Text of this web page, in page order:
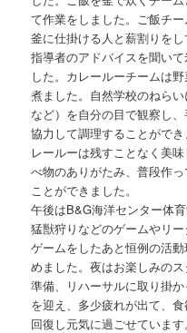
て作業をしました。ご飯チ
釜に仕掛ける人と薪割りをし
指導者のアドバイスを聞い
した。カレールーチームは
煮ました。自然学校のねら
など）を自分の目で観察し
協力して調理することがで
レールーは残すことなく美
べ物のありがたみ、普段作
ことができました。
午後はB&G海洋センター体
猛獣狩りなどのゲームやリ
ゲームをしたあと恒例の活
めました。夜はお楽しみの
準備、リハーサルに取り掛
を迎え、多少疲れが出て、
回復し元気に過ごせています。